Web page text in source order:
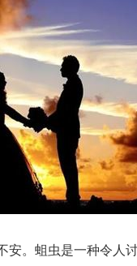
安。蛆虫是一种令人